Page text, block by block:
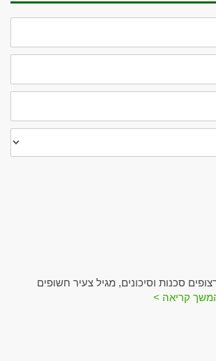
סכנות וסיכונים, מגיל צעיר חשופים
קריאה >